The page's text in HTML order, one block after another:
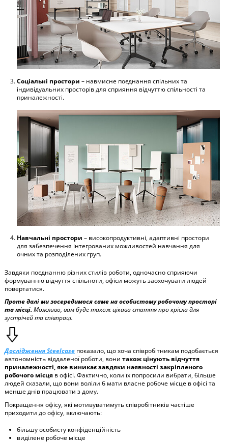
Соціальні простори – навмисне поєднання спільних та
індивідуальних просторів для сприяння відчуттю спільності та
приналежності.
Навчальні простори – високопродуктивні, адаптивні простори
для забезпечення інтегрованих можливостей навчання для
очних та розподілених груп.
Завдяки поєднанню різних стилів роботи, одночасно сприяючи
формуванню відчуття спільноти, офіси можуть заохочувати людей
повертатися.
Проте далі ми зосередимося саме на особистому робочому просторі
та місці. Можливо, вам буде також цікава стаття про крісла для
зустрічей та співпраці.
Дослідження Steelcase показало, що хоча співробітникам подобається
автономність віддаленої роботи, вони також цінують відчуття
приналежності, яке виникає завдяки наявності закріпленого
робочого місця в офісі. Фактично, коли їх попросили вибрати, більше
людей сказали, що вони воліли б мати власне робоче місце в офісі та
менше днів працювати з дому.
Покращення офісу, які мотивуватимуть співробітників частіше
приходити до офісу, включають:
більшу особисту конфіденційність
виділене робоче місце